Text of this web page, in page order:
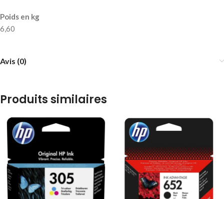
Poids en kg
6,60
Avis (0)
Produits similaires